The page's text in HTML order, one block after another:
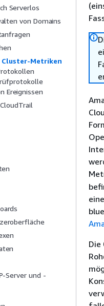
Serverlos
von Domains
Cluster-Metriken
Ereignissen
Server und -
Die